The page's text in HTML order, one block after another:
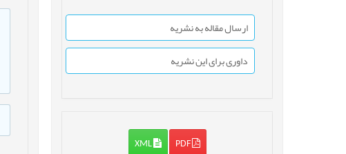
ارسال مقاله به نشریه
داوری برای این نشریه
PDF
XML